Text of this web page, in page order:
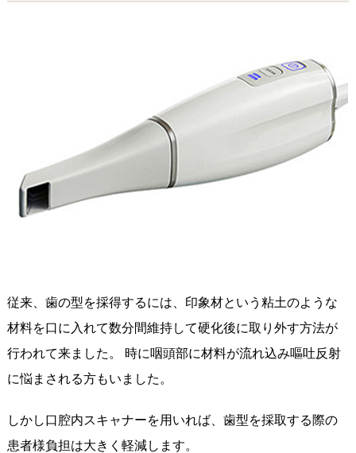
従来、歯の型を採得するには、印象材という粘土のような
材料を口に入れて数分間維持して硬化後に取り外す方法が
行われて来ました。 時に咽頭部に材料が流れ込み嘔吐反射
に悩まされる方もいました。
しかし口腔内スキャナーを用いれば、歯型を採取する際の
患者様負担は大きく軽減します。